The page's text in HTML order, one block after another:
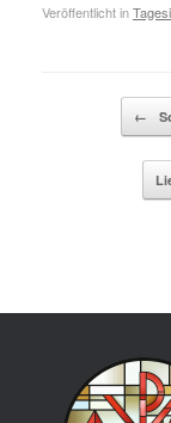
Veröffentlicht in
Beitragsnavigation
←